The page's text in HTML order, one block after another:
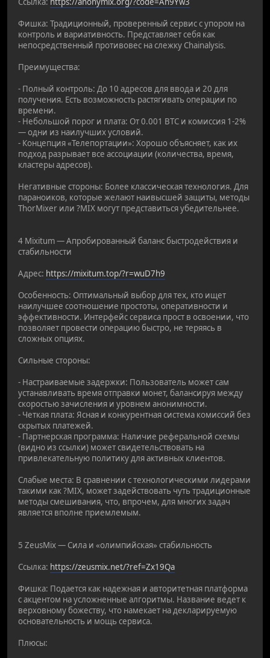
Фишка: Традиционный, проверенный сервис с упором на
контроль и вариативность. Представляет себя как
непосредственный противовес на слежку Chainalysis.
Преимущества:
- Полный контроль: До 10 адресов для ввода и 20 для
получения. Есть возможность растягивать операции по
времени.
- Небольшой порог и плата: От 0.001 BTC и комиссия 1-2%
— одни из наилучших условий.
- Концепция «Телепортации»: Хорошо объясняет, как их
подход разрывает все ассоциации (количества, время,
кластеры адресов).
Негативные стороны: Более классическая технология. Для
параноиков, которые желают наивысшей защиты, методы
ThorMixer или ?MIX могут представиться убедительнее.
4 Mixitum — Апробированный баланс быстродействия и
стабильности
Адрес: https://mixitum.top/?r=wuD7h9
Особенность: Оптимальный выбор для тех, кто ищет
наилучшее соотношение простоты, оперативности и
эффективности. Интерфейс сервиса прост в освоении, что
позволяет провести операцию быстро, не теряясь в
сложных опциях.
Сильные стороны:
- Настраиваемые задержки: Пользователь может сам
устанавливать время отправки монет, балансируя между
скоростью зачисления и уровнем анонимности.
- Четкая плата: Ясная и конкурентная система комиссий без
скрытых платежей.
- Партнерская программа: Наличие реферальной схемы
(видно из ссылки) может свидетельствовать на
привлекательную политику для активных клиентов.
Слабые места: В сравнении с технологическими лидерами
такими как ?MIX, может задействовать чуть традиционные
методы смешивания, что, впрочем, для многих задач
является вполне приемлемым.
5 ZeusMix — Сила и «олимпийская» стабильность
Ссылка: https://zeusmix.net/?ref=Zx19Qa
Фишка: Подается как надежная и авторитетная платформа
с акцентом на усложненные алгоритмы. Название ведет к
верховному божеству, что намекает на декларируемую
основательность и мощь сервиса.
Плюсы: